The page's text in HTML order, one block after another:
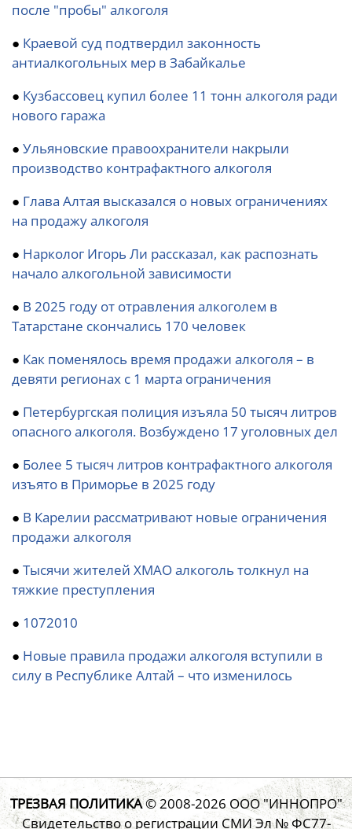
после "пробы" алкоголя
● Краевой суд подтвердил законность
антиалкогольных мер в Забайкалье
● Кузбассовец купил более 11 тонн алкоголя ради
нового гаража
● Ульяновские правоохранители накрыли
производство контрафактного алкоголя
● Глава Алтая высказался о новых ограничениях
на продажу алкоголя
● Нарколог Игорь Ли рассказал, как распознать
начало алкогольной зависимости
● В 2025 году от отравления алкоголем в
Татарстане скончались 170 человек
● Как поменялось время продажи алкоголя – в
девяти регионах с 1 марта ограничения
● Петербургская полиция изъяла 50 тысяч литров
опасного алкоголя. Возбуждено 17 уголовных дел
● Более 5 тысяч литров контрафактного алкоголя
изъято в Приморье в 2025 году
● В Карелии рассматривают новые ограничения
продажи алкоголя
● Тысячи жителей ХМАО алкоголь толкнул на
тяжкие преступления
● 1072010
● Новые правила продажи алкоголя вступили в
силу в Республике Алтай – что изменилось
ТРЕЗВАЯ ПОЛИТИКА© 2008-2026 ООО "ИННОПРО"
Свидетельство о регистрации СМИ Эл № ФС77-